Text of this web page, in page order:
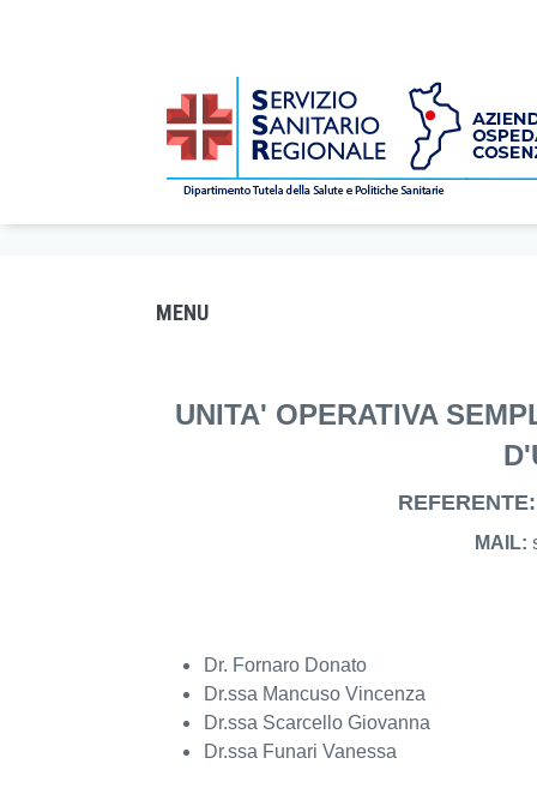
MEDICINA D'URGENZA
Home /Dipartimenti e Reparti/Dipartimento
MENU
UNITA' OPERATIVA
REFERENTE:
MAIL:
Dr. Fornaro Donato
Dr.ssa Mancuso Vincenza
Dr.ssa Scarcello Giovanna
Dr.ssa Funari Vanessa